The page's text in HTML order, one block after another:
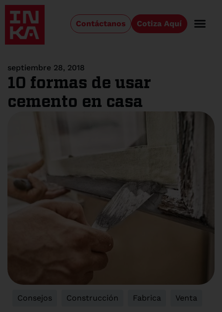
Cotiza Aquí
Contáctanos
septiembre 28, 2018
10 formas de usar
cemento en casa
Consejos Construcción Fabrica Venta